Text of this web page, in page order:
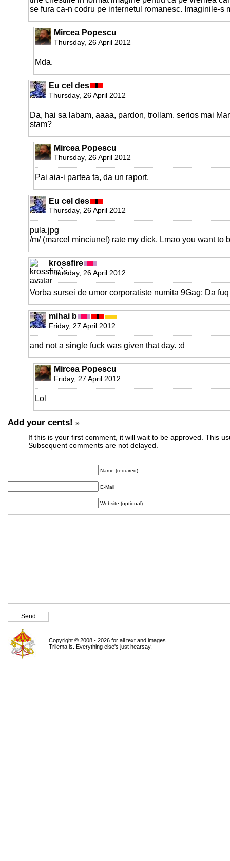
se fura ca-n codru pe internetul romanesc. Imaginile-s
Mircea Popescu
Thursday, 26 April 2012
Mda.
Eu cel des
Thursday, 26 April 2012
Da, hai sa labam, aaaa, pardon, trollam. serios mai
stam?
Mircea Popescu
Thursday, 26 April 2012
Pai aia-i partea ta, da un raport.
Eu cel des
Thursday, 26 April 2012
pula.jpg
/m/ (marcel minciunel) rate my dick. Lmao you want to
krossfire
Thursday, 26 April 2012
Vorba sursei de umor corporatiste numita 9Gag: Da
mihai b
Friday, 27 April 2012
and not a single fuck was given that day. :d
Mircea Popescu
Friday, 27 April 2012
Lol
Add your cents! »
If this is your first comment, it will wait to be approved. This
Subsequent comments are not delayed.
Name (required)
E-Mail
Website (optional)
Copyright © 2008 - 2026 for all text and images.
Trilema is. Everything else's just hearsay.